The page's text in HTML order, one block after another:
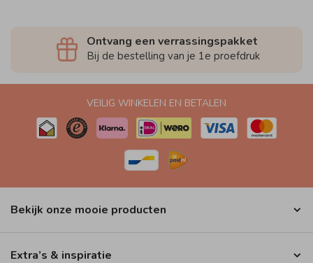
Ontvang een verrassingspakket
Bij de bestelling van je 1e proefdruk
VEILIG WINKELEN EN BETALEN
Bekijk onze mooie producten
Extra’s & inspiratie